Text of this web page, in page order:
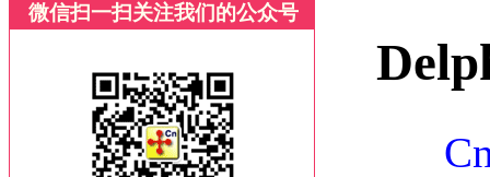
微信扫一扫关注我们的公众号